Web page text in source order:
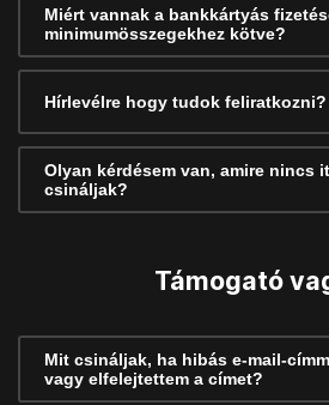
Miért vannak a bankkártyás
minimumösszegekhez kötve?
Hírlevélre hogy tudok feliratkozni?
Olyan kérdésem van, amire nincs
csináljak?
Támogató
Mit csináljak, ha hibás e-mail-
vagy elfelejtettem a címet?